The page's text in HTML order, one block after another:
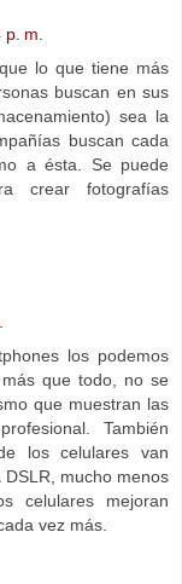
m.
lo que tiene más
buscan en sus
sea la
buscan cada
a ésta. Se puede
crear fotografías
los podemos
que todo, no se
que muestran las
También
los celulares van
mucho menos
celulares mejoran
vez más.